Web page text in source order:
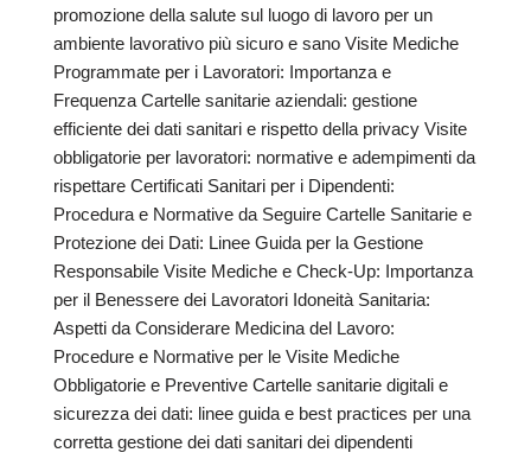
promozione della salute sul luogo di lavoro per un
ambiente lavorativo più sicuro e sano Visite Mediche
Programmate per i Lavoratori: Importanza e
Frequenza Cartelle sanitarie aziendali: gestione
efficiente dei dati sanitari e rispetto della privacy Visite
obbligatorie per lavoratori: normative e adempimenti da
rispettare Certificati Sanitari per i Dipendenti:
Procedura e Normative da Seguire Cartelle Sanitarie e
Protezione dei Dati: Linee Guida per la Gestione
Responsabile Visite Mediche e Check-Up: Importanza
per il Benessere dei Lavoratori Idoneità Sanitaria:
Aspetti da Considerare Medicina del Lavoro:
Procedure e Normative per le Visite Mediche
Obbligatorie e Preventive Cartelle sanitarie digitali e
sicurezza dei dati: linee guida e best practices per una
corretta gestione dei dati sanitari dei dipendenti